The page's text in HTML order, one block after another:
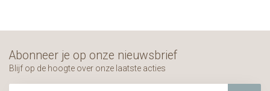
Abonneer je op onze nieuwsbrief
Blijf op de hoogte over onze laatste acties